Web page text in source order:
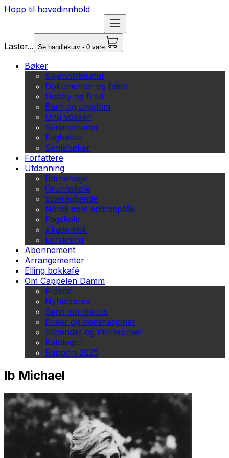
Hopp til hovedinnhold
Laster... Se handlekurv - 0 vare
Bøker
Skjønnlitteratur
Dokumentar og fakta
Hobby og fritid
Barn og ungdom
Ung voksen
Serieromaner
Fagbøker
Skolebøker
Forfattere
Utdanning
Barnehage
Grunnskole
Videregående
Norsk som andrespråk
Fagskole
Akademisk
Forskning
Abonnement
Arrangementer
Elling bokkafé
Om Cappelen Damm
Presse
Nyhetsbrev
Send inn manus
Priser og nominasjoner
Stipender og minnepriser
Kataloger
Rapport 2025
Ib Michael